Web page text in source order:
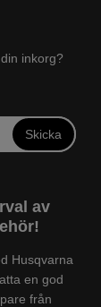
inkorg?
Skicka
av
Husqvarna
en god
från